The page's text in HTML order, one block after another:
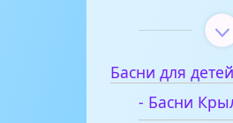
Басни для детей
- Басни